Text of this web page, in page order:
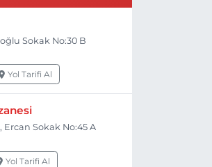
Sokak No:30 B
Yol Tarifi Al
Ercan Sokak No:45 A
Yol Tarifi Al